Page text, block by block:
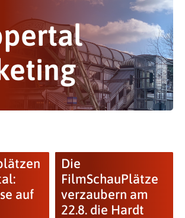
auf
Die
FilmSchauPlätze
verzaubern am
22.8. die Hardt